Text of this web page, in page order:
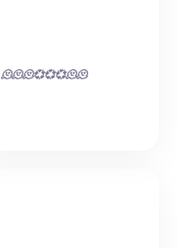
🫠🫠🫠💞💞💞🫠🫠